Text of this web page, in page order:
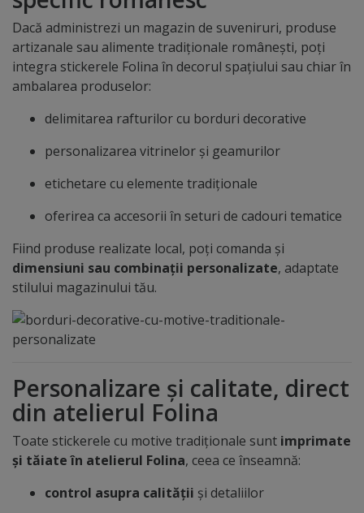
Dacă administrezi un magazin de suveniruri, produse
artizanale sau alimente tradiționale românești, poți
integra stickerele Folina în decorul spațiului sau chiar în
ambalarea produselor:
delimitarea rafturilor cu borduri decorative
personalizarea vitrinelor și geamurilor
etichetare cu elemente tradiționale
oferirea ca accesorii în seturi de cadouri tematice
Fiind produse realizate local, poți comanda și
dimensiuni sau combinații personalizate, adaptate
stilului magazinului tău.
Personalizare și calitate, direct
din atelierul Folina
Toate stickerele cu motive tradiționale sunt imprimate
și tăiate în atelierul Folina, ceea ce înseamnă:
control asupra calității și detaliilor